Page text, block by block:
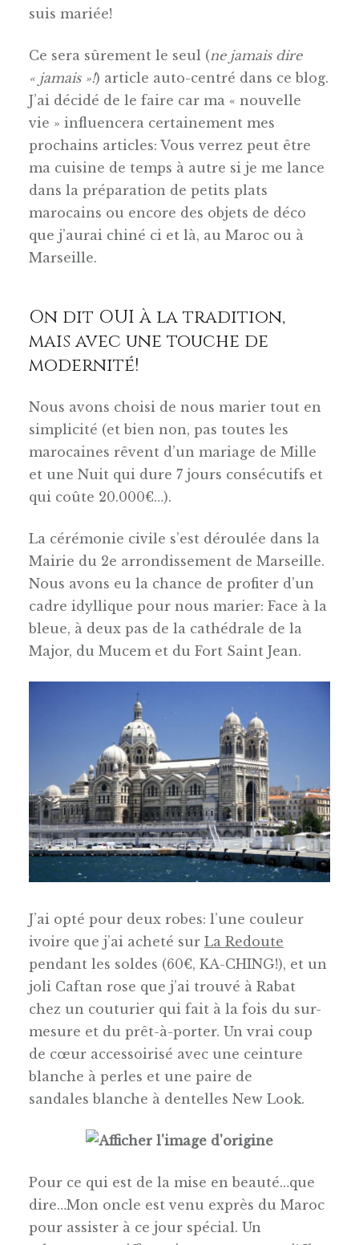
suis mariée!
Ce sera sûrement le seul (ne jamais dire
« jamais »!) article auto-centré dans ce blog.
J’ai décidé de le faire car ma « nouvelle
vie » influencera certainement mes
prochains articles: Vous verrez peut être
ma cuisine de temps à autre si je me lance
dans la préparation de petits plats
marocains ou encore des objets de déco
que j’aurai chiné ci et là, au Maroc ou à
Marseille.
On dit OUI à la tradition,
mais avec une touche de
modernité!
Nous avons choisi de nous marier tout en
simplicité (et bien non, pas toutes les
marocaines rêvent d’un mariage de Mille
et une Nuit qui dure 7 jours consécutifs et
qui coûte 20.000€…).
La cérémonie civile s’est déroulée dans la
Mairie du 2e arrondissement de Marseille.
Nous avons eu la chance de profiter d’un
cadre idyllique pour nous marier: Face à la
bleue, à deux pas de la cathédrale de la
Major, du Mucem et du Fort Saint Jean.
J’ai opté pour deux robes: l’une couleur
ivoire que j’ai acheté sur La Redoute
pendant les soldes (60€, KA-CHING!), et un
joli Caftan rose que j’ai trouvé à Rabat
chez un couturier qui fait à la fois du sur-
mesure et du prêt-à-porter. Un vrai coup
de cœur accessoirisé avec une ceinture
blanche à perles et une paire de
sandales blanche à dentelles New Look.
Pour ce qui est de la mise en beauté…que
dire…Mon oncle est venu exprès du Maroc
pour assister à ce jour spécial. Un